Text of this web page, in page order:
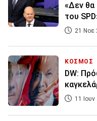
«Δεν θα
του
21 Νοε
ΚΟΣΜΟΣ
DW:
11